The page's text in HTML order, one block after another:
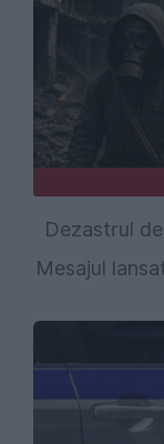
Dezastrul
Mesajul